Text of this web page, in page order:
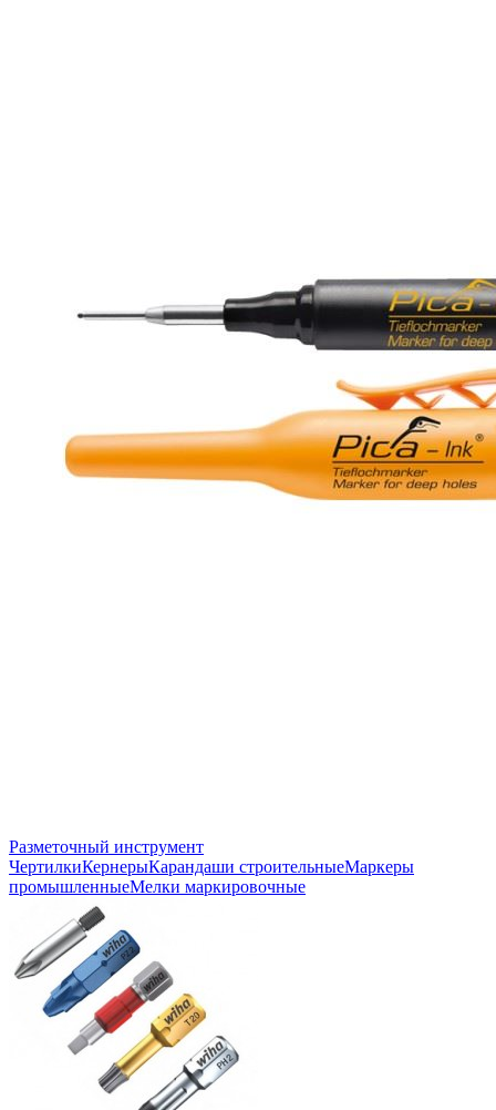
Разметочный инструмент
ЧертилкиКернерыКарандаши строительныеМаркеры
промышленныеМелки маркировочные